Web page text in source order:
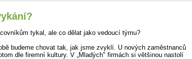
tykal, ale co dělat jako vedoucí týmu?
budeme chovat tak, jak jsme zvyklí. U nových zaměstnanců
dle firemní kultury. V „Mladých" firmách si většinou nastolí